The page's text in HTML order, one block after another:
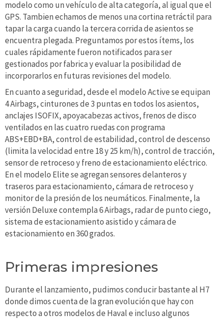
modelo como un vehículo de alta categoría, al igual que el
GPS. Tambien echamos de menos una cortina retráctil para
tapar la carga cuando la tercera corrida de asientos se
encuentra plegada. Preguntamos por estos ítems, los
cuales rápidamente fueron notificados para ser
gestionados por fabrica y evaluar la posibilidad de
incorporarlos en futuras revisiones del modelo.
En cuanto a seguridad, desde el modelo Active se equipan
4 Airbags, cinturones de 3 puntas en todos los asientos,
anclajes ISOFIX, apoyacabezas activos, frenos de disco
ventilados en las cuatro ruedas con programa
ABS+EBD+BA, control de estabilidad, control de descenso
(limita la velocidad entre 18 y 25 km/h), control de tracción,
sensor de retroceso y freno de estacionamiento eléctrico.
En el modelo Elite se agregan sensores delanteros y
traseros para estacionamiento, cámara de retroceso y
monitor de la presión de los neumáticos. Finalmente, la
versión Deluxe contempla 6 Airbags, radar de punto ciego,
sistema de estacionamiento asistido y cámara de
estacionamiento en 360 grados.
Primeras impresiones
Durante el lanzamiento, pudimos conducir bastante al H7
donde dimos cuenta de la gran evolución que hay con
respecto a otros modelos de Haval e incluso algunos